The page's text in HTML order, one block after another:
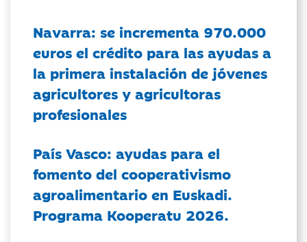
Navarra: se incrementa 970.000
euros el crédito para las ayudas a
la primera instalación de jóvenes
agricultores y agricultoras
profesionales
País Vasco: ayudas para el
fomento del cooperativismo
agroalimentario en Euskadi.
Programa Kooperatu 2026.